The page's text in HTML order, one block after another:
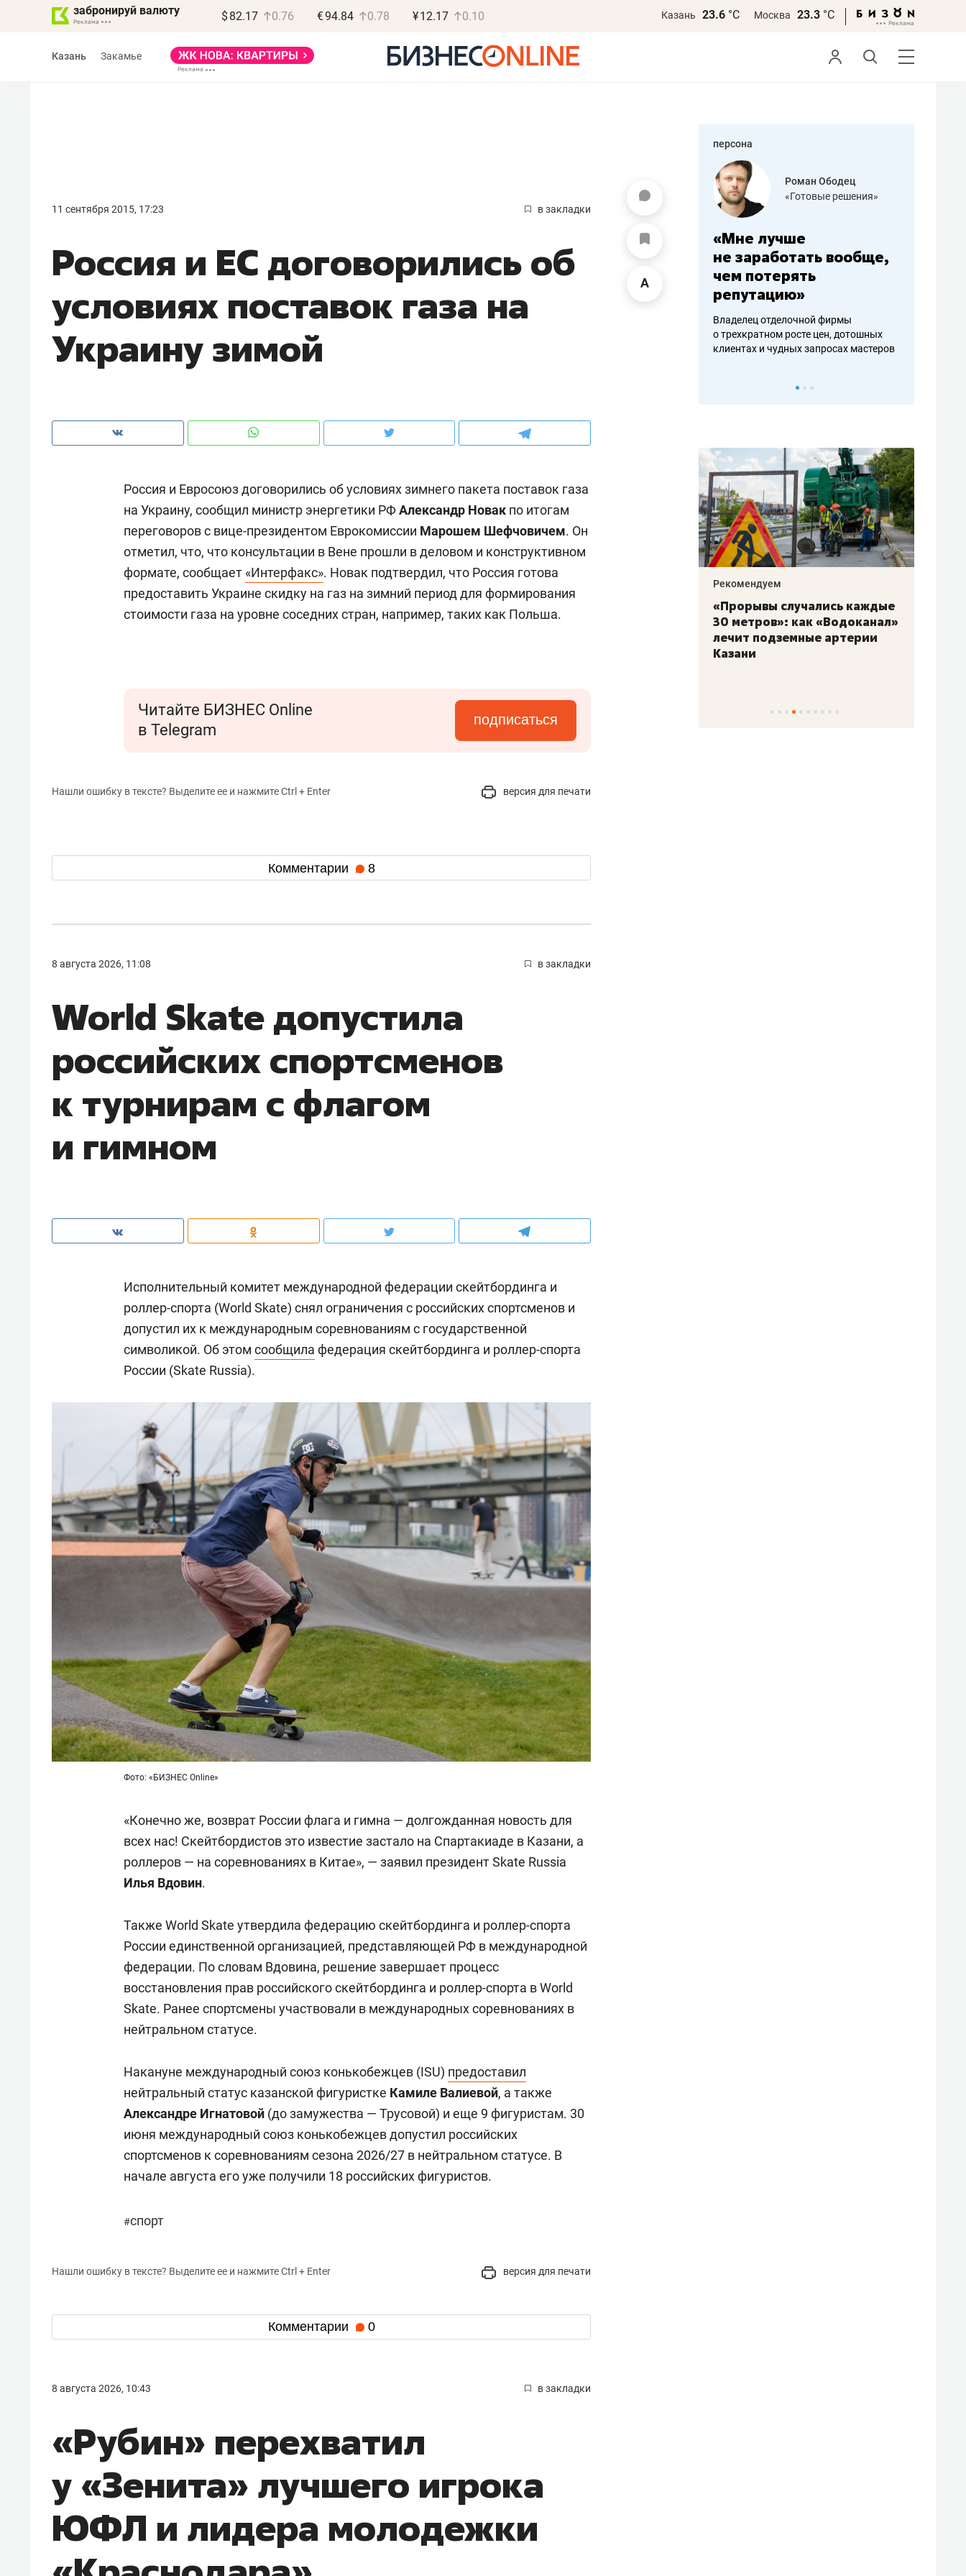
забронируй валюту $ 82.17 0.76 €94.84 0.78 ¥12.17 0.10 Казань 23.6 °С Москва 23.3 °С
Казань Закамье
11 сентября 2015, 17:23 в закладки
Россия и ЕС договорились об
условиях поставок газа на
Украину зимой
Россия и Евросоюз договорились об условиях зимнего пакета поставок газа
на Украину, сообщил министр энергетики РФАлександр Новак по итогам
переговоров с вице-президентом Еврокомиссии Марошем Шефчовичем. Он
отметил, что, что консультации в Вене прошли в деловом и конструктивном
формате, сообщает «Интерфакс». Новак подтвердил, что Россия готова
предоставить Украине скидку на газ на зимний период для формирования
стоимости газа на уровне соседних стран, например, таких как Польша.
Читайте БИЗНЕС Online
в Telegram
подписаться
Нашли ошибку в тексте? Выделите ее и нажмите Ctrl + Enter версия для печати
Комментарии 8
8 августа 2026, 11:08 в закладки
World Skate допустила
российских спортсменов
к турнирам с флагом
и гимном
Исполнительный комитет международной федерации скейтбординга и
роллер-спорта (World Skate) снял ограничения с российских спортсменов и
допустил их к международным соревнованиям с государственной
символикой. Об этом сообщила федерация скейтбординга и роллер-спорта
России (Skate Russia).
Фото: «БИЗНЕС Online»
«Конечно же, возврат России флага и гимна — долгожданная новость для
всех нас! Скейтбордистов это известие застало на Спартакиаде в Казани, а
роллеров — на соревнованиях в Китае», — заявил президент Skate Russia
Илья Вдовин.
Также World Skate утвердила федерацию скейтбординга и роллер-спорта
России единственной организацией, представляющей РФ в международной
федерации. По словам Вдовина, решение завершает процесс
восстановления прав российского скейтбординга и роллер-спорта в World
Skate. Ранее спортсмены участвовали в международных соревнованиях в
нейтральном статусе.
Накануне международный союз конькобежцев (ISU) предоставил
нейтральный статус казанской фигуристке Камиле Валиевой, а также
Александре Игнатовой (до замужества — Трусовой) и еще 9 фигуристам. 30
июня международный союз конькобежцев допустил российских
спортсменов к соревнованиям сезона 2026/27 в нейтральном статусе. В
начале августа его уже получили 18 российских фигуристов.
#спорт
Нашли ошибку в тексте? Выделите ее и нажмите Ctrl + Enter версия для печати
Комментарии 0
8 августа 2026, 10:43 в закладки
«Рубин» перехватил
у «Зенита» лучшего игрока
ЮФЛ и лидера молодежки
персона
«Не зная местных
правил, бизнес может
потерять минимум
Как бизнесу выйти на зарубежные
Роман Ободец
«Готовые решения»
«Мне лучше
не заработать вообще,
чем потерять
репутацию»
Владелец отделочной фирмы
о трехкратном росте цен, дотошных
клиентах и чудных запросах мастеров
Рекомендуем
150 камер до квартиры и Face
ID вместо ключа: какой будет
Рекомендуем
Опыт выживания в дикой
природе, работа
Мексика, рок-концерт
и вагон с чак-чаком: как
Рекомендуем
«Прорывы случались каждые
30 метров»: как «Водоканал»
лечит подземные артерии
Казани